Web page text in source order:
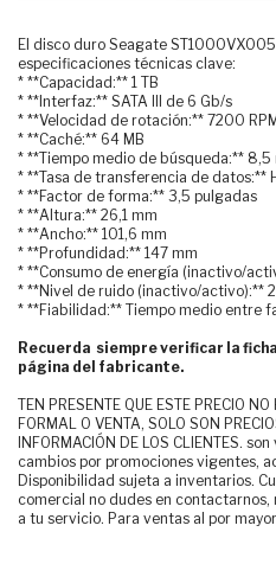
El disco duro Seagate
especificaciones técnicas clave:
* **Capacidad:** 1 TB
* **Interfaz:** SATA III de 6 Gb/s
* **Velocidad de rotación:** 7200 RPM
* **Caché:** 64 MB
* **Tiempo medio de búsqueda:** 8,5
* **Tasa de transferencia de datos:**
* **Factor de forma:** 3,5 pulgadas
* **Altura:** 26,1 mm
* **Ancho:** 101,6 mm
* **Profundidad:** 147 mm
* **Consumo de energía (inactivo/
* **Nivel de ruido (inactivo/activo):**
* **Fiabilidad:** Tiempo medio entre
Recuerda siempre verificar la
página del fabricante.
TEN PRESENTE QUE ESTE PRECIO
FORMAL O VENTA, SOLO SON
INFORMACIÓN DE LOS CLIENTES.
cambios por promociones vigentes,
Disponibilidad sujeta a inventarios.
comercial no dudes en
a tu servicio. Para ventas al por